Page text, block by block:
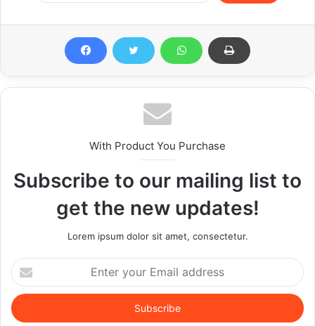
With Product You Purchase
Subscribe to our mailing list to
get the new updates!
Lorem ipsum dolor sit amet, consectetur.
Enter
your
Email
address